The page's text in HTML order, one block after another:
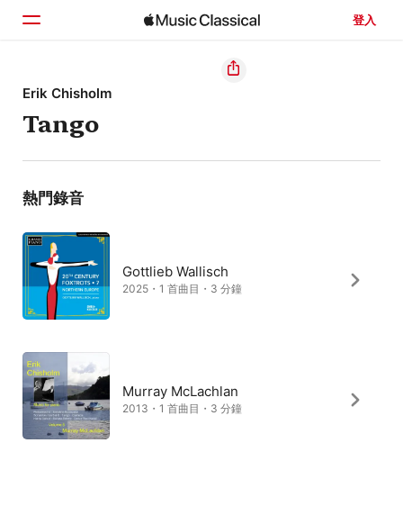
登入
首頁
瀏覽
搜尋
Erik Chisholm
Tango
熱門錄音
Gottlieb Wallisch
2025・1 首曲目・3 分鐘
Murray McLachlan
2013・1 首曲目・3 分鐘